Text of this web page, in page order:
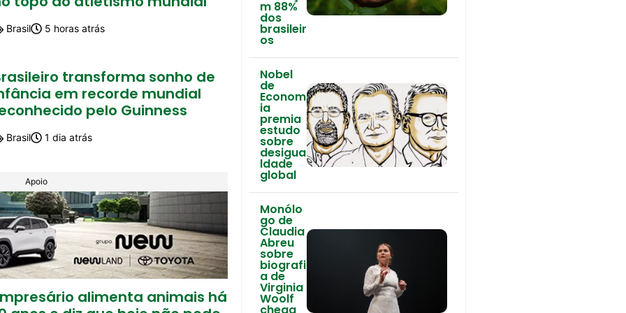
Brasil 5 horas atrás
transforma sonho de
em recorde mundial
pelo Guinness
Brasil 1 dia atrás
Apoio
alimenta animais há
m 88%
dos
brasileir
os
Nobel
de
Econom
ia
premia
estudo
sobre
desigua
ldade
global
Monólo
go de
Claudia
Abreu
sobre
biografi
a de
Virginia
Woolf
chega